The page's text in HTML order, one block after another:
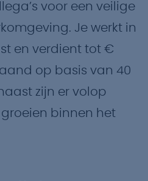
voor een veilige
Je werkt in
en verdient tot €
op basis van 40
zijn er volop
binnen het